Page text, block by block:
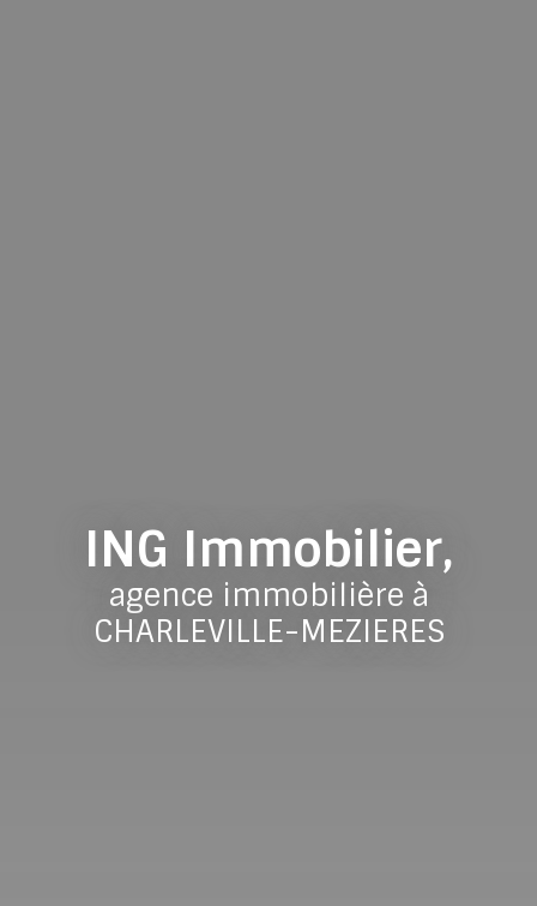
ING Immobilier,
agence immobilière à
CHARLEVILLE-MEZIERES